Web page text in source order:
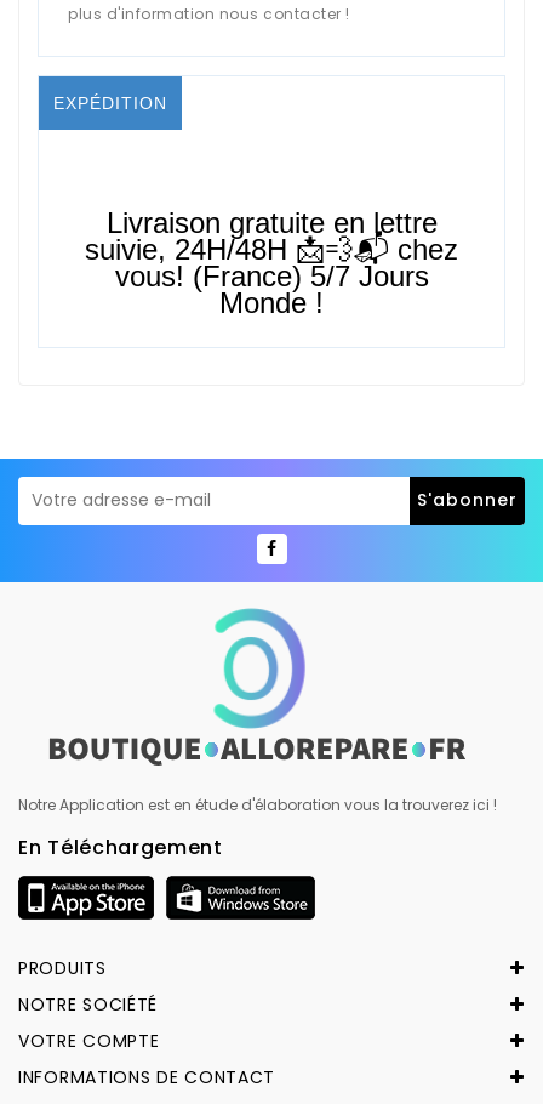
plus d'information nous contacter !
EXPÉDITION
Livraison gratuite en lettre
suivie, 24H/48H 📩💨📬 chez
vous! (France) 5/7 Jours
Monde !
Notre Application est en étude d'élaboration vous la trouverez ici !
En Téléchargement
PRODUITS
NOTRE SOCIÉTÉ
VOTRE COMPTE
INFORMATIONS DE CONTACT